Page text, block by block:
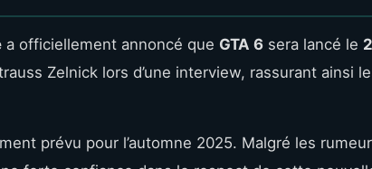
a officiellement annoncé que GTA 6 sera lancé le
Zelnick lors d’une interview, rassurant ainsi
prévu pour l’automne 2025. Malgré les